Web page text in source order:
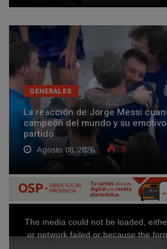
GENERALES
La reacción de Jorge Messi
campeón del mundo y su
partido
Agosto 08, 2026 0